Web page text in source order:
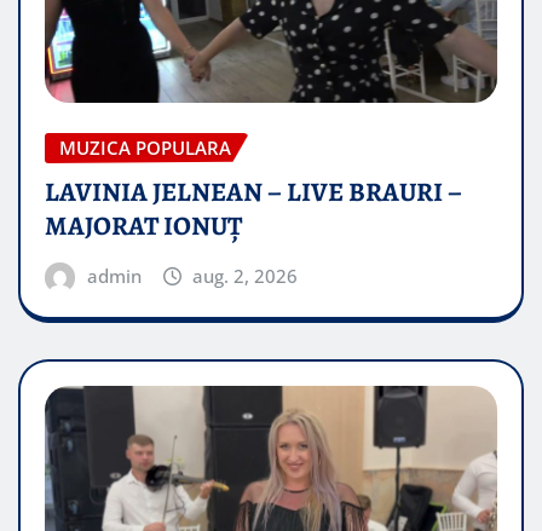
MUZICA POPULARA
LAVINIA JELNEAN – LIVE BRAURI –
MAJORAT IONUŢ
admin aug. 2, 2026